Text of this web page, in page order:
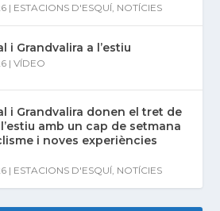
| ESTACIONS D'ESQUÍ NOTÍCIES
i Grandvalira a l’estiu
|VÍDEO
i Grandvalira donen el tret de
amb un cap de setmana
i noves experiències
| ESTACIONS D'ESQUÍ NOTÍCIES